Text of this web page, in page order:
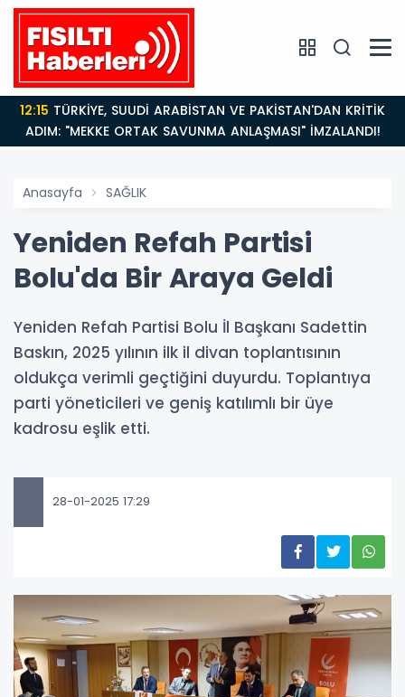
12:15
ADIM: "MEKKE ORTAK SAVUNMA ANLAŞMASI" İMZALANDI!
Anasayfa SAĞLIK
Yeniden Refah Partisi
Bolu'da Bir Araya Geldi
Yeniden Refah Partisi Bolu İl Başkanı Sadettin
Baskın, 2025 yılının ilk il divan toplantısının
oldukça verimli geçtiğini duyurdu. Toplantıya
parti yöneticileri ve geniş katılımlı bir üye
kadrosu eşlik etti.
28-01-2025 17:29